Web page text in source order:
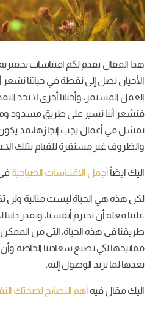
هذا المقال يقدم لكم اقتباسات
الأحيان نصل إلى نقطة في حياتنا
العمل المستمر، وأحيانا أخرى لا نجد
فنشعر أننا نسير على طريق مسدود
نفشل في أعمال يجب إنجازها، قد
والظروف غير مستقرة للقيام بتلك
اليك ايضاً أجمل الاقتباسات الصباحية
لكن هذه هي الحياة ليست مثالية ولن
علينا فعله أن نحترم أنفسنا، ونقدر
طريقنا في هذه الحياة، التي من
مفاتيحها لكي نصنع سعادتنا الخاصة
بعدها لما نريد الوصول إليه.
اليك مقال فيه أهم النصائح لصحتك